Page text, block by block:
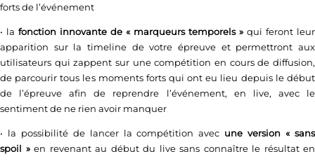
forts de l’événement
• la fonction innovante de « marqueurs temporels » qui feront leur
apparition sur la timeline de votre épreuve et permettront aux
utilisateurs qui zappent sur une compétition en cours de diffusion,
de parcourir tous les moments forts qui ont eu lieu depuis le début
de l’épreuve afin de reprendre l’événement, en live, avec le
sentiment de ne rien avoir manquer
• la possibilité de lancer la compétition avec une version « sans
spoil » en revenant au début du live sans connaître le résultat en